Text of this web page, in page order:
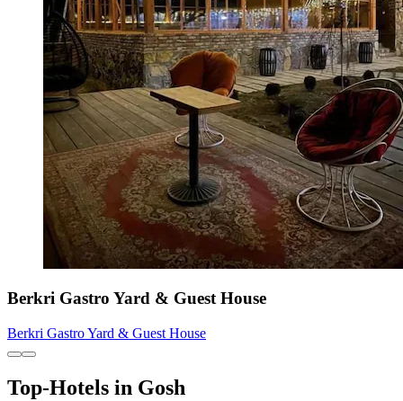
Berkri Gastro Yard & Guest House
Berkri Gastro Yard & Guest House
Top-Hotels in Gosh